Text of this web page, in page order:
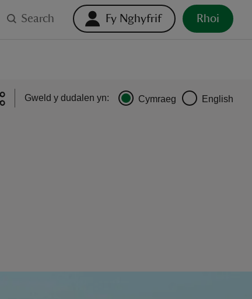
Search Fy Nghyfrif Rhoi
Gweld y dudalen yn: Cymraeg English